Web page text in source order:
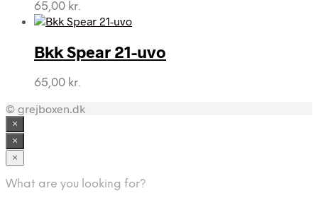
65,00 kr.
Bkk Spear 21-uvo
65,00 kr.
© grejboxen.dk
×
×
×
What are you looking for?